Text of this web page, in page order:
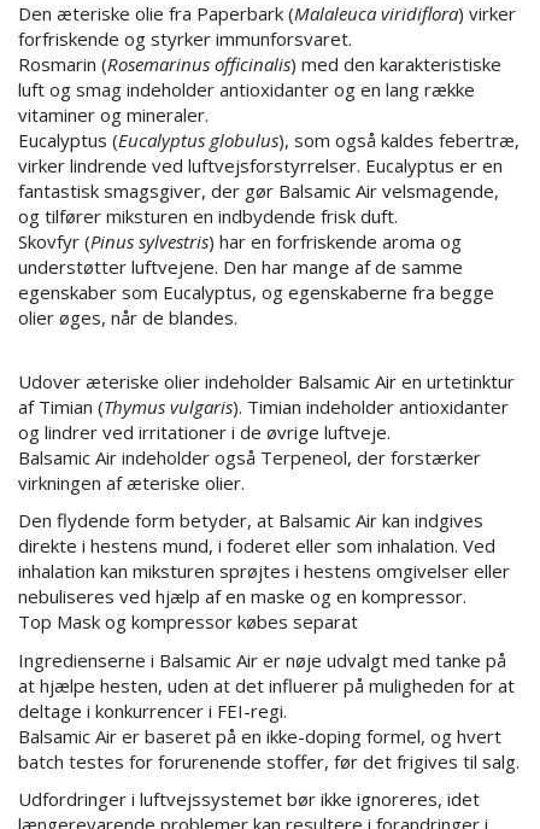
Den æteriske olie fra Paperbark (Malaleuca viridiflora) virker
forfriskende og styrker immunforsvaret.
Rosmarin (Rosemarinus officinalis) med den karakteristiske
luft og smag indeholder antioxidanter og en lang række
vitaminer og mineraler.
Eucalyptus (Eucalyptus globulus), som også kaldes febertræ,
virker lindrende ved luftvejsforstyrrelser. Eucalyptus er en
fantastisk smagsgiver, der gør Balsamic Air velsmagende,
og tilfører miksturen en indbydende frisk duft.
Skovfyr (Pinus sylvestris) har en forfriskende aroma og
understøtter luftvejene. Den har mange af de samme
egenskaber som Eucalyptus, og egenskaberne fra begge
olier øges, når de blandes.
Udover æteriske olier indeholder Balsamic Air en urtetinktur
af Timian (Thymus vulgaris). Timian indeholder antioxidanter
og lindrer ved irritationer i de øvrige luftveje.
Balsamic Air indeholder også Terpeneol, der forstærker
virkningen af æteriske olier.
Den flydende form betyder, at Balsamic Air kan indgives
direkte i hestens mund, i foderet eller som inhalation. Ved
inhalation kan miksturen sprøjtes i hestens omgivelser eller
nebuliseres ved hjælp af en maske og en kompressor.
Top Mask og kompressor købes separat
Ingredienserne i Balsamic Air er nøje udvalgt med tanke på
at hjælpe hesten, uden at det influerer på muligheden for at
deltage i konkurrencer i FEI-regi.
Balsamic Air er baseret på en ikke-doping formel, og hvert
batch testes for forurenende stoffer, før det frigives til salg.
Udfordringer i luftvejssystemet bør ikke ignoreres, idet